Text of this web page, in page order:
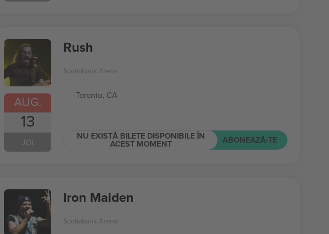
AUG.
13
JOI
Rush
Scotiabank Arena
Toronto, CA
NU EXISTĂ BILETE DISPONIBILE ÎN
ACEST MOMENT ABONEAZĂ-TE
Iron Maiden
Scotiabank Arena